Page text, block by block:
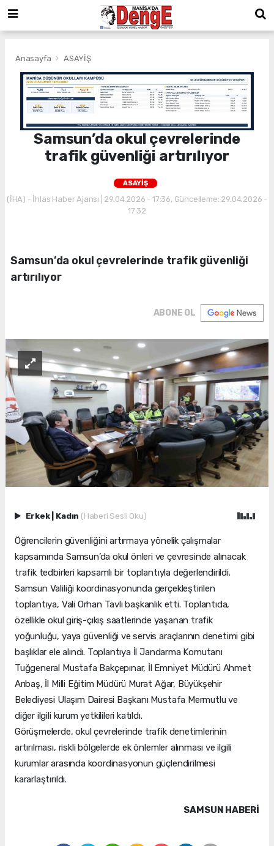
Anasayfa ASAYİŞ
Samsun’da okul çevrelerinde
trafik güvenliği artırılıyor
ASAYİŞ
(İHA) - İhlas Haber Ajansı | 29.04.2026 - 17:36, Güncelleme: 29.04.2026 -
17:32
Samsun’da okul çevrelerinde trafik güvenliği
artırılıyor
ABONE OL
Erkek Kadın (Haberi Sesli Oku)
Öğrencilerin güvenliğini artırmaya yönelik çalışmalar
kapsamında Samsun’da okul önleri ve çevresinde alınacak
trafik tedbirleri kapsamlı bir toplantıyla değerlendirildi.
Samsun Valiliği koordinasyonunda gerçekleştirilen
toplantıya, Vali Orhan Tavlı başkanlık etti. Toplantıda,
özellikle okul giriş-çıkış saatlerinde yaşanan trafik
yoğunluğu, yaya güvenliği ve servis araçlarının denetimi gibi
başlıklar ele alındı. Toplantıya İl Jandarma Komutanı
Tuğgeneral Mustafa Bakçepınar, İl Emniyet Müdürü Ahmet
Arıbaş, İl Milli Eğitim Müdürü Murat Ağar, Büyükşehir
Belediyesi Ulaşım Dairesi Başkanı Mustafa Mermutlu ve
diğer ilgili kurum yetkilileri katıldı.
Görüşmelerde, okul çevrelerinde trafik denetimlerinin
artırılması, riskli bölgelerde ek önlemler alınması ve ilgili
kurumlar arasında koordinasyonun güçlendirilmesi
kararlaştırıldı.
SAMSUN HABERİ